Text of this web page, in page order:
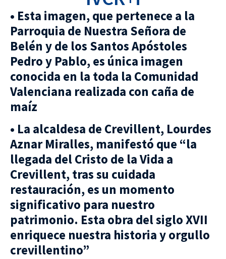
• Esta imagen, que pertenece a la
Parroquia de Nuestra Señora de
Belén y de los Santos Apóstoles
Pedro y Pablo, es única imagen
conocida en la toda la Comunidad
Valenciana realizada con caña de
maíz
• La alcaldesa de Crevillent, Lourdes
Aznar Miralles, manifestó que “la
llegada del Cristo de la Vida a
Crevillent, tras su cuidada
restauración, es un momento
significativo para nuestro
patrimonio. Esta obra del siglo XVII
enriquece nuestra historia y orgullo
crevillentino”